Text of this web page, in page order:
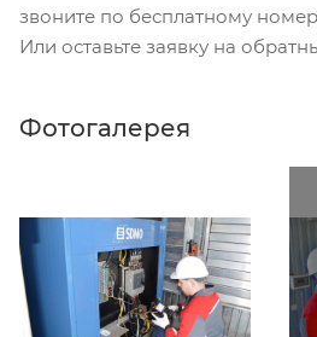
звоните по бесплатному
Или оставьте заявку на
Фотогалерея